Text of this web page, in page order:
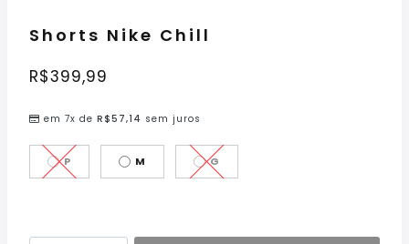
Shorts Nike Chill
R$399,99
em 7x de R$57,14 sem juros
P M G